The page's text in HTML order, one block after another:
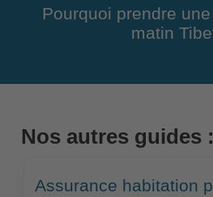
Pourquoi prendre
matin
Nos autres guides :
Assurance habitation